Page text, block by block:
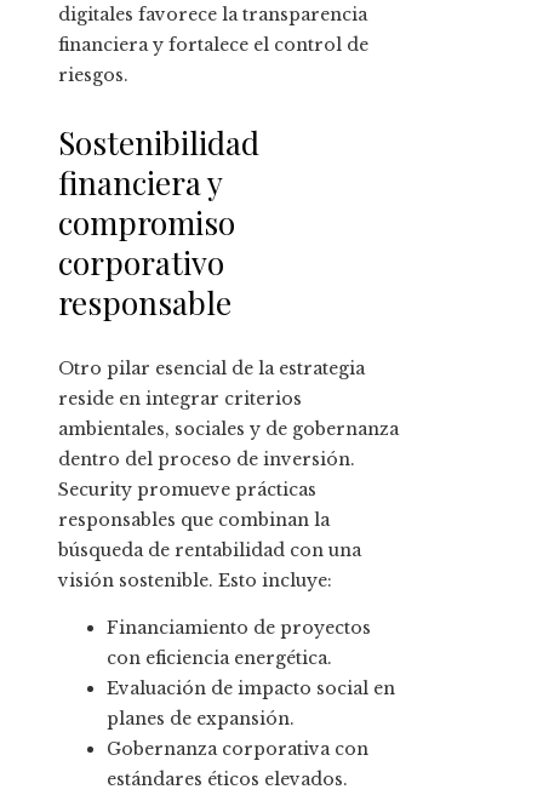
digitales favorece la transparencia
financiera y fortalece el control de
riesgos.
Sostenibilidad
financiera y
compromiso
corporativo
responsable
Otro pilar esencial de la estrategia
reside en integrar criterios
ambientales, sociales y de gobernanza
dentro del proceso de inversión.
Security promueve prácticas
responsables que combinan la
búsqueda de rentabilidad con una
visión sostenible. Esto incluye:
Financiamiento de proyectos
con eficiencia energética.
Evaluación de impacto social en
planes de expansión.
Gobernanza corporativa con
estándares éticos elevados.